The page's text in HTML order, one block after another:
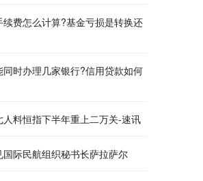
续费怎么计算?基金亏损是转换还
同时办理几家银行?信用贷款如何
人料恒指下半年重上二万关-速讯
国际民航组织秘书长萨拉萨尔